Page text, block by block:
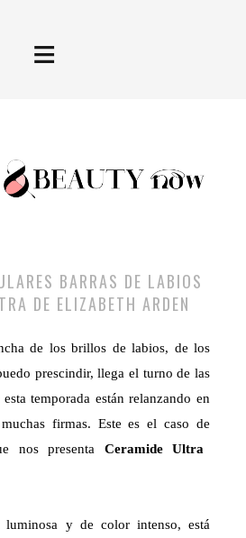
≡
BARRAS DE LABIOS
DE ELIZABETH ARDEN
de los brillos de labios, de los
prescindir, llega el turno de las
temporada están relanzando en
firmas. Este es el caso de
nos presenta Ceramide Ultra
luminosa y de color intenso, está